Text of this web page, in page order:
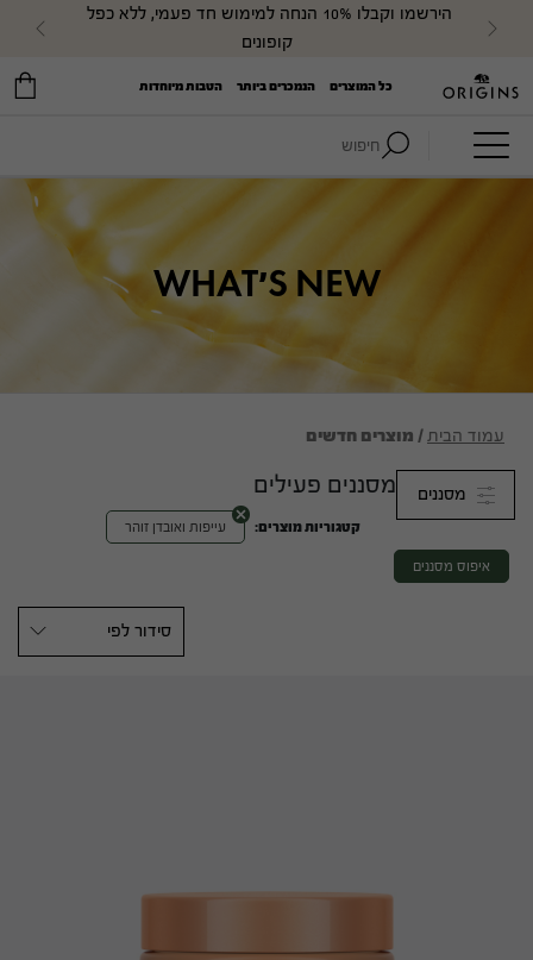
קופונים
Next
כל המוצרים הנמכרים ביותר הטבות מיוחדות
חיפוש:
WHAT'S NEW
עמוד הבית/ מוצרים חדשים
מסננים פעילים
קטגוריות מוצרים: עייפות ואובדן זוהר
איפוס מסננים
סידור לפי